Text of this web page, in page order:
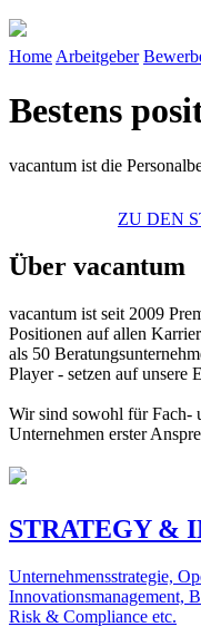
Home Arbeitgeber
Bestens
vacantum ist die
ZU DEN
Über vacantum
vacantum ist seit 2009
Positionen auf allen
als 50
Player - setzen auf unsere
Wir sind sowohl für Fach-
Unternehmen erster
STRATEGY &
Unternehmensstrategie,
Innovationsmanagement,
Risk & Compliance etc.